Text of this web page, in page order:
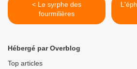
< Le syrphe des
fourmilières
Hébergé par Overblog
Top articles